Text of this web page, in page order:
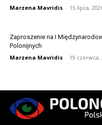
Marzena Mavridis - 15 lipca,
Zaproszenie na I
Polonijnych
Marzena Mavridis - 19 czerwca,